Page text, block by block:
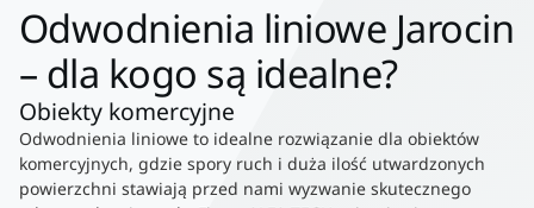
Odwodnienia liniowe Jarocin
– dla kogo są idealne?
Obiekty komercyjne
Odwodnienia liniowe to idealne rozwiązanie dla obiektów
komercyjnych, gdzie spory ruch i duża ilość utwardzonych
powierzchni stawiają przed nami wyzwanie skutecznego